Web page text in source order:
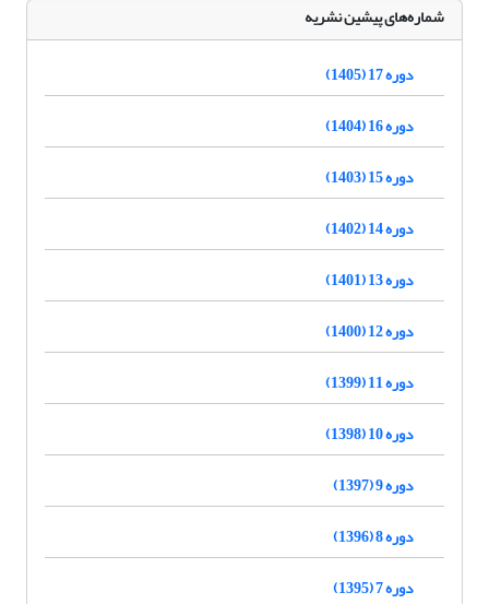
شماره‌های پیشین نشریه
دوره 17 (1405)
دوره 16 (1404)
دوره 15 (1403)
دوره 14 (1402)
دوره 13 (1401)
دوره 12 (1400)
دوره 11 (1399)
دوره 10 (1398)
دوره 9 (1397)
دوره 8 (1396)
دوره 7 (1395)